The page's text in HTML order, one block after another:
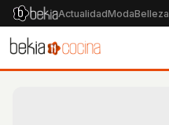
ActualidadModaBelleza